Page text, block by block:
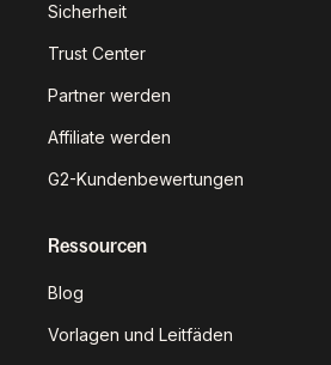
Sicherheit
Trust Center
Partner werden
Affiliate werden
G2-Kundenbewertungen
Ressourcen
Blog
Vorlagen und Leitfäden